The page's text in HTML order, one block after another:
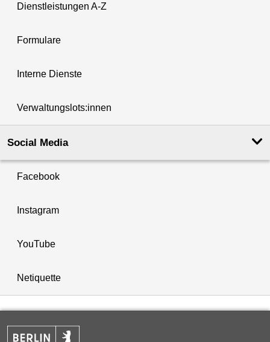
Dienstleistungen A-Z
Formulare
Interne Dienste
Verwaltungslots:innen
Social Media
Facebook
Instagram
YouTube
Netiquette